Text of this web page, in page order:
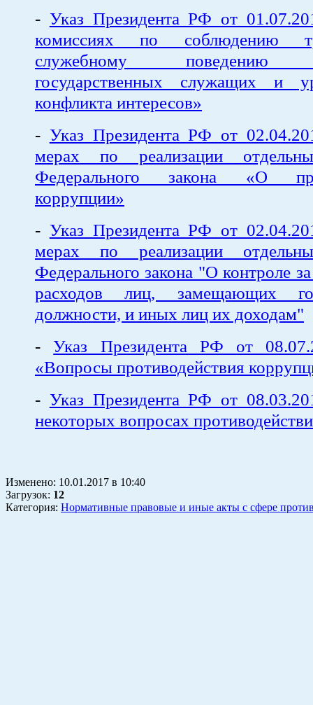
- Указ Президента РФ от
комиссиях по соблюдению
служебному поведению
государственных служащих и
конфликта интересов»
- Указ Президента РФ от
мерах по реализации
Федерального закона «О
коррупции»
- Указ Президента РФ от
мерах по реализации
Федерального закона "О контроле
расходов лиц, замещающих
должности, и иных лиц их доходам"
-Указ Президента РФ от
«Вопросы противодействия
- Указ Президента РФ от
некоторых вопросах
Изменено: 10.01.2017 в 10:40
Загрузок: 12
Категория: Нормативные правовые и иные акты с сфере